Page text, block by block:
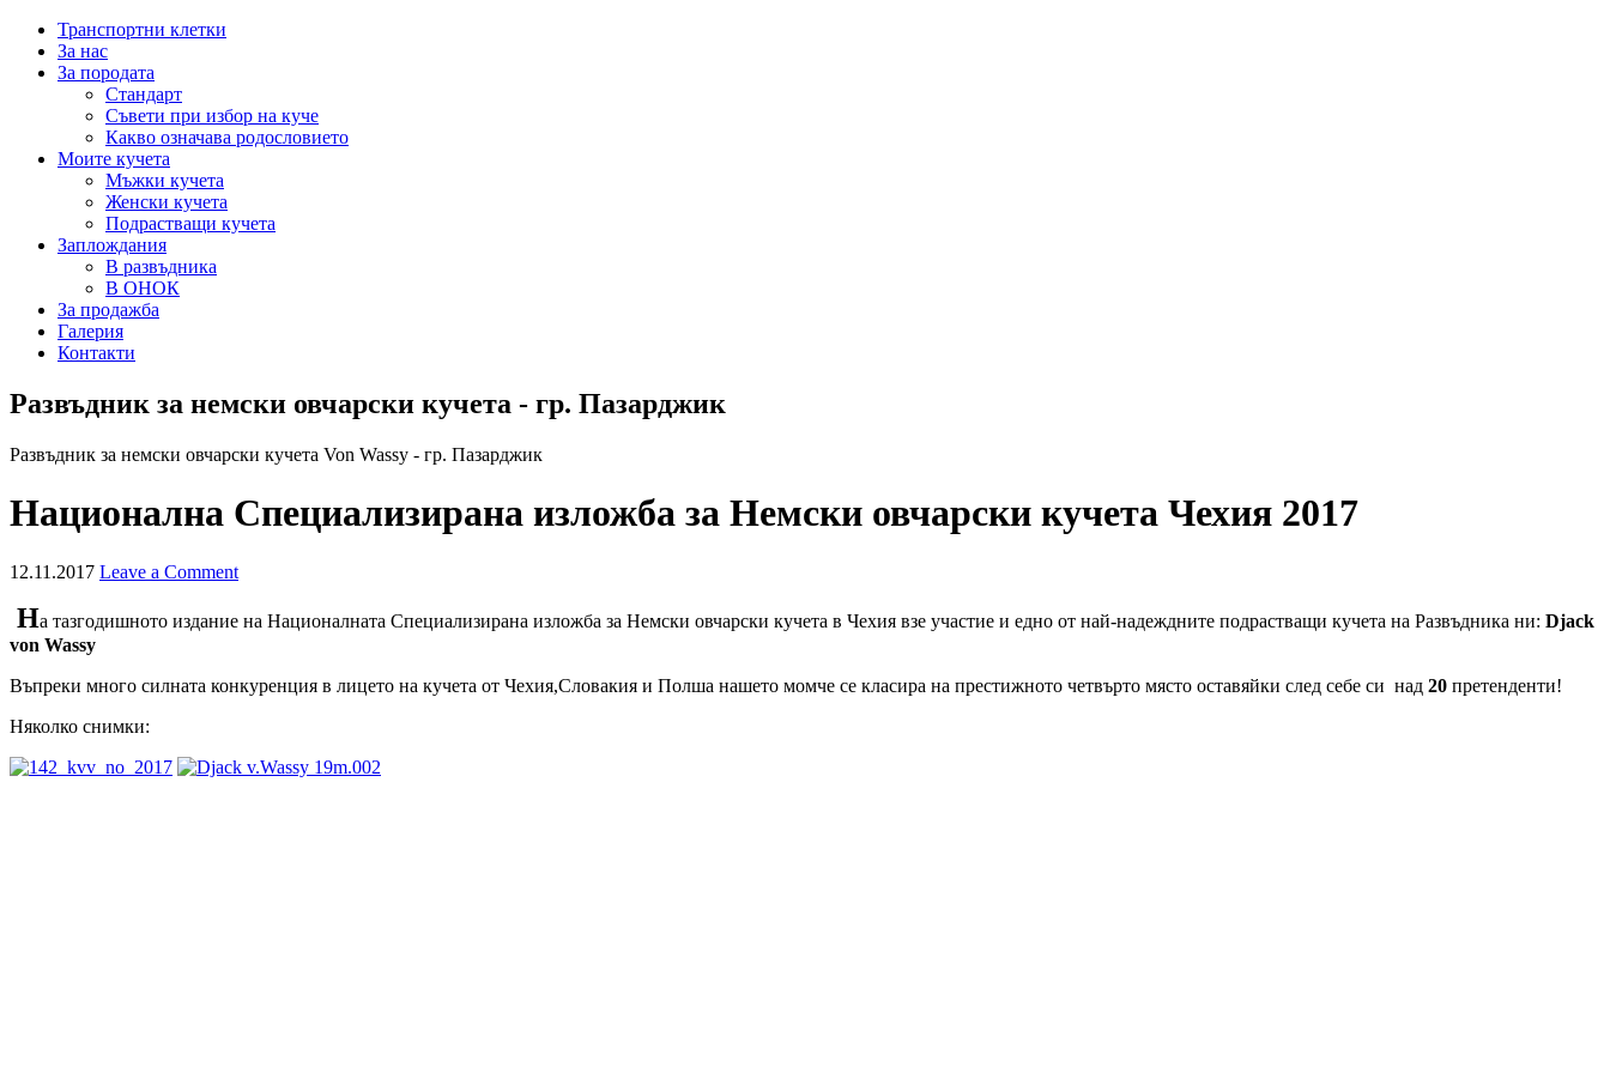
Транспортни клетки
За нас
За породата
Стандарт
Съвети при избор на куче
Какво означава родословието
Моите кучета
Мъжки кучета
Женски кучета
Подрастващи кучета
Заплождания
В развъдника
В ОНОК
За продажба
Галерия
Контакти
Развъдник за немски овчарски кучета - гр. Пазарджик
Развъдник за немски овчарски кучета Von Wassy - гр. Пазарджик
Национална Специализирана изложба за Немски овчарски кучета Чехия 2017
12.11.2017 Leave a Comment
На тазгодишното издание на Националната Специализирана изложба за Немски овчарски кучета в Чехия взе участие и едно от най-надеждните подрастващи кучета на Развъдника ни: Djack
von Wassy
Въпреки много силната конкуренция в лицето на кучета от Чехия,Словакия и Полша нашето момче се класира на престижното четвърто място оставяйки след себе си над 20 претенденти!
Няколко снимки: